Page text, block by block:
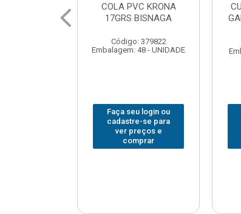
CURVA ELETRODUTO
GALVANIZADO PERFIL
Código: 379867
Embalagem: 1 - UNIDADE
Faça seu login ou
cadastre-se para
ver preços e
comprar